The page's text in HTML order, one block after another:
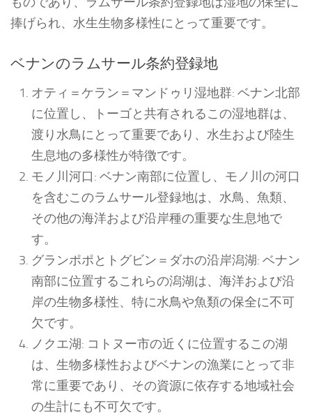
捧げられ、水生生物多様性にとって重要です。
ベナンのラムサール条約登録地
オティ＝ケラン＝マンドゥリ湿地群: ベナン北部
に位置し、トーゴと共有されるこの湿地群は、
渡り水鳥にとって重要であり、水生および陸生
生息地の多様性が特徴です。
モノ川河口: ベナン南部に位置し、モノ川の河口
を含むこのラムサール登録地は、水鳥、魚類、
その他の海洋および沿岸種の重要な生息地で
す。
グランポポとトグビン＝ダホの沿岸潟湖: ベナン
南部に位置するこれらの潟湖は、海洋および沿
岸の生物多様性、特に水鳥や魚類の保全に不可
欠です。
ノクエ湖: コトヌー市の近くに位置するこの湖
は、生物多様性およびベナンの漁業にとって非
常に重要であり、その資源に依存する地域社会
の生計にも不可欠です。